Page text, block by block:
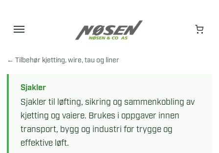
← Tilbehør kjetting, wire, tau og liner
Sjakler
Sjakler til løfting, sikring og sammenkobling av
kjetting og vaiere. Brukes i oppgaver innen
transport, bygg og industri for trygge og
effektive løft.